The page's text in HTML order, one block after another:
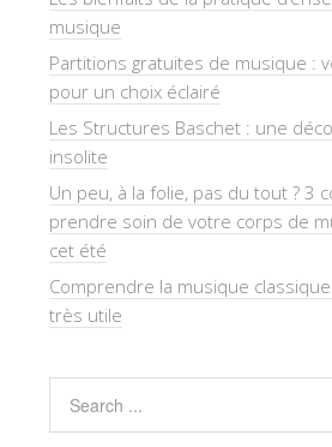
musique
Partitions gratuites de musique :
pour un choix éclairé
Les Structures Baschet : une
insolite
Un peu, à la folie, pas du tout ? 3
prendre soin de votre corps de
cet été
Comprendre la musique
très utile